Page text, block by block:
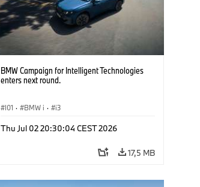
BMW Campaign for Intelligent Technologies
enters next round.
I01 · BMW i · i3
Thu Jul 02 20:30:04 CEST 2026
17,5 MB